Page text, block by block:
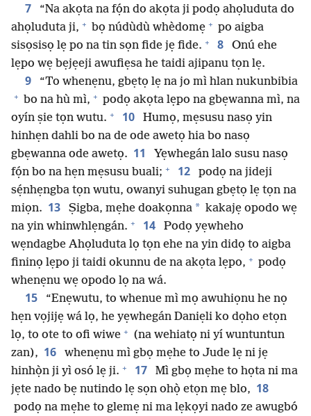
7
“Na akọta na fọ́n do akọta ji podọ ahọluduta do
ahọluduta ji, + bọ núdùdù whèdomẹ + po aigba
sisọsisọ lẹ po na tin sọn fide jẹ fide. + 8
Onú ehe
lẹpo wẹ bẹjẹeji awufiẹsa he taidi ajipanu tọn lẹ.
9 “To whenẹnu, gbẹtọ lẹ na jo mì hlan nukunbibia
+ bo na hù mì, + podọ akọta lẹpo na gbẹwanna mì, na
oyín ṣie tọn wutu. + 10
Humọ, mẹsusu nasọ yin
hinhẹn dahli bo na de ode awetọ hia bo nasọ
gbẹwanna ode awetọ. 11
Yẹwhegán lalo susu nasọ
fọ́n bo na hẹn mẹsusu buali; + 12
podọ na jideji
sẹ́nhẹngba tọn wutu, owanyi suhugan gbẹtọ lẹ tọn na
miọn. 13 Ṣigba, mẹhe doakọnna * kakajẹ opodo wẹ
na yin whinwhlẹngán. + 14
Podọ yẹwheho
wẹndagbe Ahọluduta lọ tọn ehe na yin didọ to aigba
fininọ lẹpo ji taidi okunnu de na akọta lẹpo, + podọ
whenẹnu wẹ opodo lọ na wá.
15
“Enẹwutu, to whenue mì mọ awuhiọnu he nọ
hẹn vọjijẹ wá lọ, he yẹwhegán Daniẹli ko dọho etọn
lọ, to ote to ofi wiwe + (na wehiatọ ni yí wuntuntun
zan), 16
whenẹnu mì gbọ mẹhe to Jude lẹ ni jẹ
hinhọ̀n ji yì osó lẹ ji. + 17
Mì gbọ mẹhe to họta ni ma
jẹte nado bẹ nutindo lẹ sọn ohọ̀ etọn mẹ blo, 18
podọ na mẹhe to glemẹ ni ma lẹkọyi nado ze awugbó